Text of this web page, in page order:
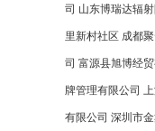
司 山东博瑞达辐
里新村社区 成都
司 富源县旭博经
牌管理有限公司
有限公司 深圳市